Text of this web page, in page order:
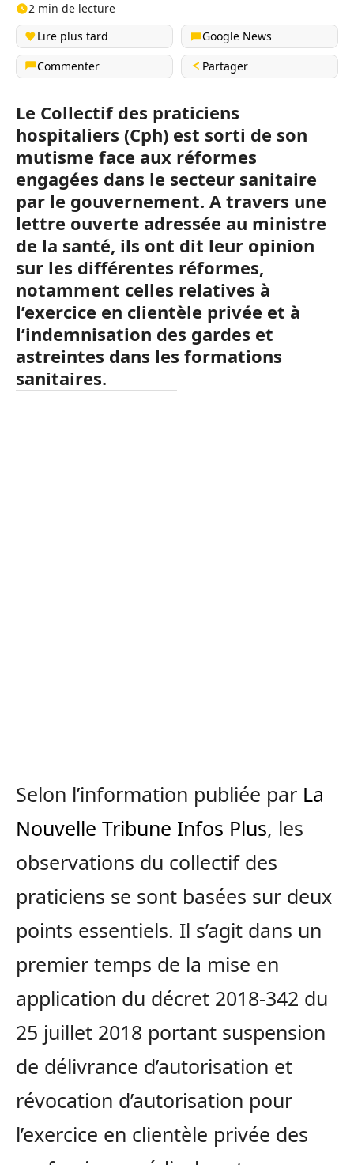
2 min de lecture
Lire plus tard
Google News
Commenter
Partager
Le Collectif des praticiens
hospitaliers (Cph) est sorti de son
mutisme face aux réformes
engagées dans le secteur sanitaire
par le gouvernement. A travers une
lettre ouverte adressée au ministre
de la santé, ils ont dit leur opinion
sur les différentes réformes,
notamment celles relatives à
l’exercice en clientèle privée et à
l’indemnisation des gardes et
astreintes dans les formations
sanitaires.
Selon l’information publiée par La
Nouvelle Tribune Infos Plus, les
observations du collectif des
praticiens se sont basées sur deux
points essentiels. Il s’agit dans un
premier temps de la mise en
application du décret 2018-342 du
25 juillet 2018 portant suspension
de délivrance d’autorisation et
révocation d’autorisation pour
l’exercice en clientèle privée des